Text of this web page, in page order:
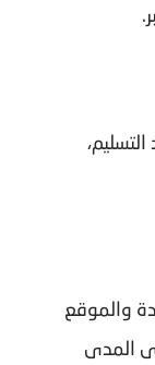
والموقع
المدى